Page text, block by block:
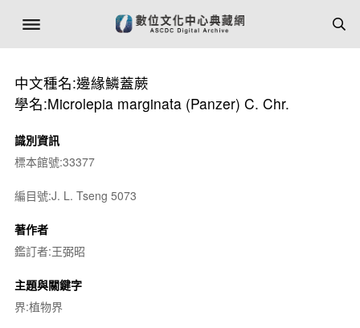
中文種名:邊緣鱗蓋蕨
學名:Microlepia marginata (Panzer) C. Chr.
識別資訊
標本館號:33377
編目號:J. L. Tseng 5073
著作者
鑑訂者:王弼昭
主題與關鍵字
界:植物界